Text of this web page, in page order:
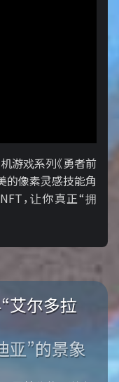
游戏系列《勇者前
的像素灵感技能角
，让你真正“拥
艾尔多拉
亚”的景象